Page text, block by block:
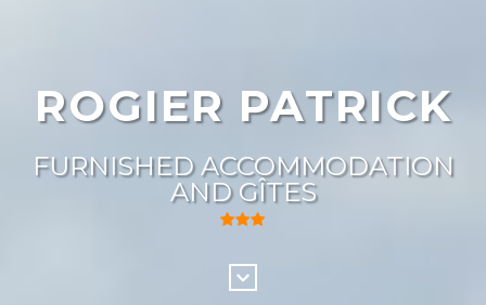
ROGIER PATRICK
FURNISHED ACCOMMODATION
AND GÎTES